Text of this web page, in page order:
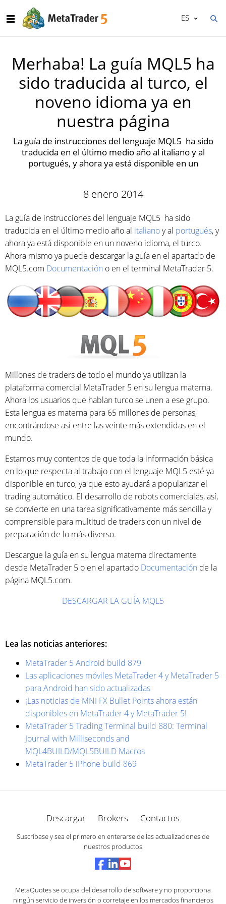
ES
Merhaba! La guía MQL5 ha
sido traducida al turco, el
noveno idioma ya en
nuestra página
La guía de instrucciones del lenguaje MQL5 ha sido
traducida en el último medio año al italiano y al
portugués, y ahora ya está disponible en un
8 enero 2014
La guía de instrucciones del lenguaje MQL5 ha sido
traducida en el último medio año al italianoy al portugués, y
ahora ya está disponible en un noveno idioma, el turco.
Ahora mismo ya puede descargar la guía en el apartado de
MQL5.com Documentación o en el terminal MetaTrader 5.
Millones de traders de todo el mundo ya utilizan la
plataforma comercial MetaTrader 5 en su lengua materna.
Ahora los usuarios que hablan turco se unen a ese grupo.
Esta lengua es materna para 65 millones de personas,
encontrándose así entre las veinte más extendidas en el
mundo.
Estamos muy contentos de que toda la información básica
en lo que respecta al trabajo con el lenguaje MQL5 esté ya
disponible en turco, ya que esto ayudará a popularizar el
trading automático. El desarrollo de robots comerciales, así,
se convierte en una tarea significativamente más sencilla y
comprensible para multitud de traders con un nivel de
preparación de lo más diverso.
Descargue la guía en su lengua materna directamente
desde MetaTrader 5 o en el apartado Documentación de la
página MQL5.com.
DESCARGAR LA GUÍA MQL5
Lea las noticias anteriores:
MetaTrader 5 Android build 879
Las aplicaciones móviles MetaTrader 4 y MetaTrader 5
para Android han sido actualizadas
¡Las noticias de MNI FX Bullet Points ahora están
disponibles en MetaTrader 4 y MetaTrader 5!
MetaTrader 5 Trading Terminal build 880: Terminal
Journal with Milliseconds and
MQL4BUILD/MQL5BUILD Macros
MetaTrader 5 iPhone build 869
Descargar Brokers Contactos
Suscríbase y sea el primero en enterarse de las actualizaciones de
nuestros productos
MetaQuotes se ocupa del desarrollo de software y no proporciona
ningún servicio de inversión o corretaje en los mercados financieros